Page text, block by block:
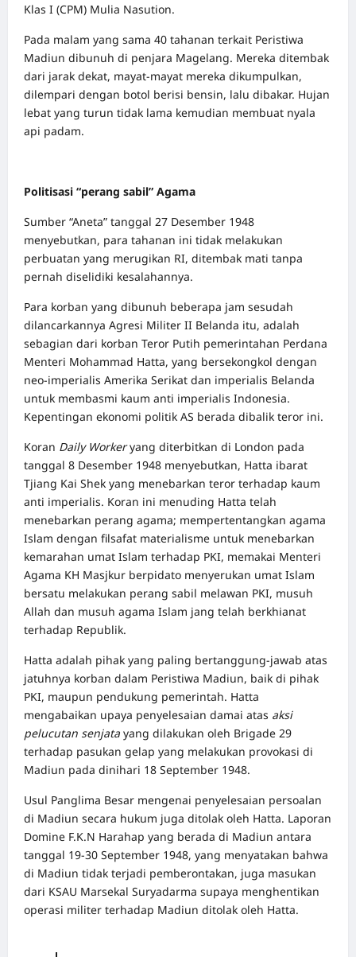
Klas I (CPM) Mulia Nasution.
Pada malam yang sama 40 tahanan terkait Peristiwa
Madiun dibunuh di penjara Magelang. Mereka ditembak
dari jarak dekat, mayat-mayat mereka dikumpulkan,
dilempari dengan botol berisi bensin, lalu dibakar. Hujan
lebat yang turun tidak lama kemudian membuat nyala
api padam.
Politisasi “perang sabil” Agama
Sumber “Aneta” tanggal 27 Desember 1948
menyebutkan, para tahanan ini tidak melakukan
perbuatan yang merugikan RI, ditembak mati tanpa
pernah diselidiki kesalahannya.
Para korban yang dibunuh beberapa jam sesudah
dilancarkannya Agresi Militer II Belanda itu, adalah
sebagian dari korban Teror Putih pemerintahan Perdana
Menteri Mohammad Hatta, yang bersekongkol dengan
neo-imperialis Amerika Serikat dan imperialis Belanda
untuk membasmi kaum anti imperialis Indonesia.
Kepentingan ekonomi politik AS berada dibalik teror ini.
Koran Daily Workeryang diterbitkan di London pada
tanggal 8 Desember 1948 menyebutkan, Hatta ibarat
Tjiang Kai Shek yang menebarkan teror terhadap kaum
anti imperialis. Koran ini menuding Hatta telah
menebarkan perang agama; mempertentangkan agama
Islam dengan filsafat materialisme untuk menebarkan
kemarahan umat Islam terhadap PKI, memakai Menteri
Agama KH Masjkur berpidato menyerukan umat Islam
bersatu melakukan perang sabil melawan PKI, musuh
Allah dan musuh agama Islam jang telah berkhianat
terhadap Republik.
Hatta adalah pihak yang paling bertanggung-jawab atas
jatuhnya korban dalam Peristiwa Madiun, baik di pihak
PKI, maupun pendukung pemerintah. Hatta
mengabaikan upaya penyelesaian damai atas aksi
pelucutan senjata yang dilakukan oleh Brigade 29
terhadap pasukan gelap yang melakukan provokasi di
Madiun pada dinihari 18 September 1948.
Usul Panglima Besar mengenai penyelesaian persoalan
di Madiun secara hukum juga ditolak oleh Hatta. Laporan
Domine F.K.N Harahap yang berada di Madiun antara
tanggal 19-30 September 1948, yang menyatakan bahwa
di Madiun tidak terjadi pemberontakan, juga masukan
dari KSAU Marsekal Suryadarma supaya menghentikan
operasi militer terhadap Madiun ditolak oleh Hatta.